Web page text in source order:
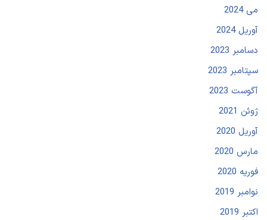
می 2024
آوریل 2024
دسامبر 2023
سپتامبر 2023
آگوست 2023
ژوئن 2021
آوریل 2020
مارس 2020
فوریه 2020
نوامبر 2019
اکتبر 2019